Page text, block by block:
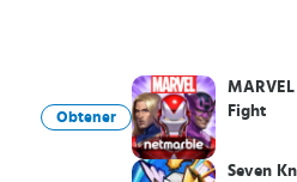
Obtener
Fight
Seven